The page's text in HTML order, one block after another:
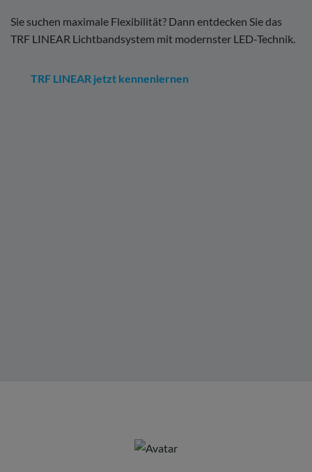
Sie suchen maximale Flexibilität? Dann entdecken Sie das
TRF LINEAR Lichtbandsystem mit modernster LED-Technik.
TRF LINEAR jetzt kennenlernen